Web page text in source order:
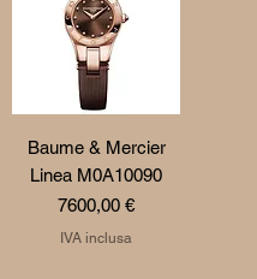
Baume & Mercier
Linea M0A10090
Prezzo
7600,00 €
IVA inclusa